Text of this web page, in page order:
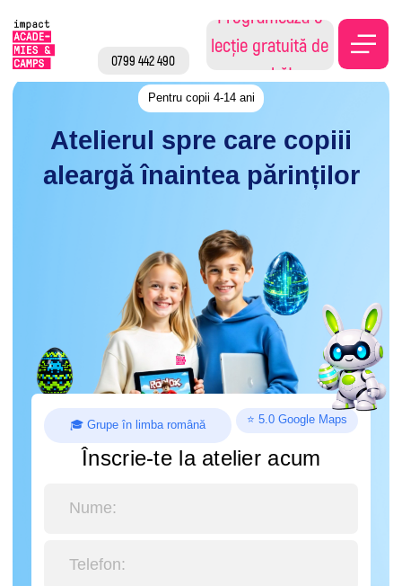
Înscrie-te la atelier acum
Trimite
🎓 Grupe în limba română ⭐ 5.0 Google Maps
Atelierul spre care copiii